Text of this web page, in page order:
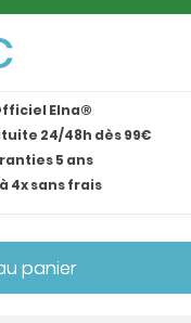
Elna®
24/48h dès 99€
5 ans
4x sans frais
panier